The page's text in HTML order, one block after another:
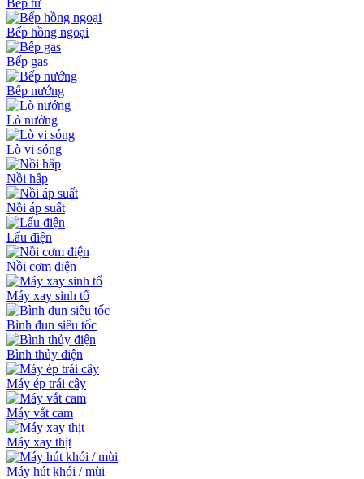
Bếp từ
Bếp hồng ngoại
Bếp gas
Bếp nướng
Lò nướng
Lò vi sóng
Nồi hấp
Nồi áp suất
Lẩu điện
Nồi cơm điện
Máy xay sinh tố
Bình đun siêu tốc
Bình thủy điện
Máy ép trái cây
Máy vắt cam
Máy xay thịt
Máy hút khói / mùi